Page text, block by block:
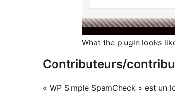
What the plugin looks
Contributeurs/
« WP Simple SpamCheck » est un